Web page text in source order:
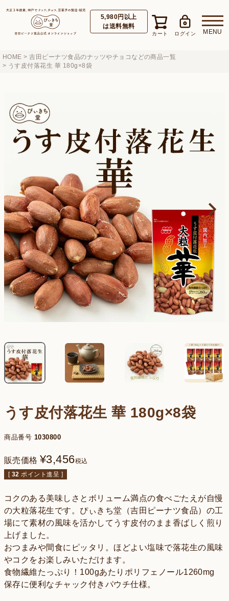
5,980円以上
は送料無料
HOME
吉田ピーナツ食品のナッツやチョコなどの商品一覧
うす皮付落花生 華 180g×8袋
うす皮付落花生 華 180g×8袋
商品番号 1030800
販売価格 ¥3,456税込
[ 32 ポイント進呈 ]
コクのある美味しさとボリューム満点の食べごたえが自慢
の大粒落花生です。ぴぃきち堂（吉田ピーナツ食品）の工
場にて素材の風味を活かしてうす皮付のまま香ばしく煎り
上げました。
おつまみや間食にピッタリ。ほどよい塩味で落花生の風味
やコクをお楽しみいただけます。
食物繊維たっぷり！100gあたりポリフェノール1260mg
保存に便利なチャック付きパウチ仕様。